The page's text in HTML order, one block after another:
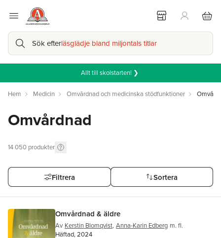
Sök efterläsglädje bland miljontals titlar
Allt till skolstarten! ❯
Hem Medicin Omvårdnad och medicinska stödfunktioner
Omvårdnad
14 050 produkter
Filtrera Sortera
Omvårdnad & äldre
Av Kerstin Blomqvist, Anna-Karin Edberg m. fl.
Häftad, 2024